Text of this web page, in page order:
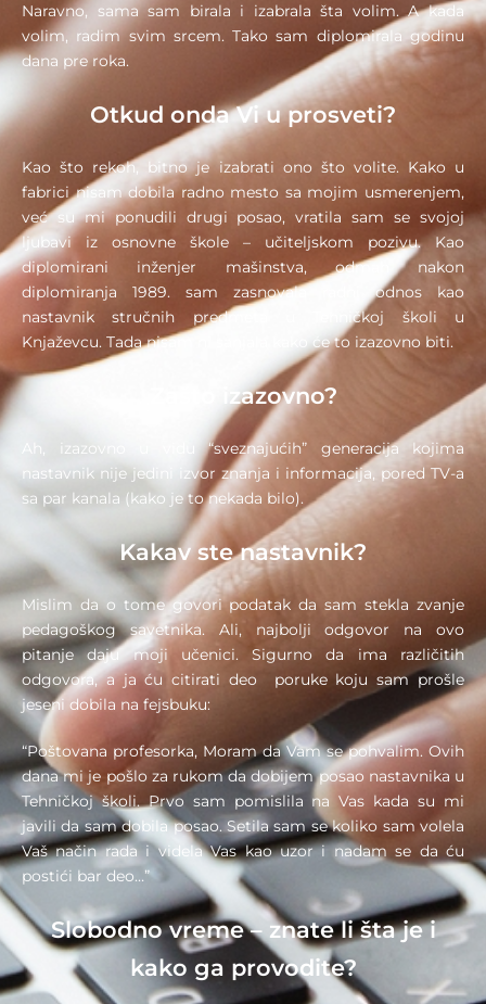
Naravno, sama sam birala i izabrala šta volim. A kada
volim, radim svim srcem. Tako sam diplomirala godinu
dana pre roka.
Otkud onda Vi u prosveti?
Kao što rekoh, bitno je izabrati ono što volite. Kako u
fabrici nisam dobila radno mesto sa mojim usmerenjem,
već su mi ponudili drugi posao, vratila sam se svojoj
ljubavi iz osnovne škole – učiteljskom pozivu. Kao
diplomirani inženjer mašinstva, odmah nakon
diplomiranja 1989. sam zasnovala radni odnos kao
nastavnik stručnih predmeta u Tehničkoj školi u
Knjaževcu. Tada nisam ni sanjala kako će to izazovno biti.
Zašto izazovno?
Ah, izazovno u vidu “sveznajućih” generacija kojima
nastavnik nije jedini izvor znanja i informacija, pored TV-a
sa par kanala (kako je to nekada bilo).
Kakav ste nastavnik?
Mislim da o tome govori podatak da sam stekla zvanje
pedagoškog savetnika. Ali, najbolji odgovor na ovo
pitanje daju moji učenici. Sigurno da ima različitih
odgovora, a ja ću citirati deo poruke koju sam prošle
jeseni dobila na fejsbuku:
“Poštovana profesorka, Moram da Vam se pohvalim. Ovih
dana mi je pošlo za rukom da dobijem posao nastavnika u
Tehničkoj školi. Prvo sam pomislila na Vas kada su mi
javili da sam dobila posao. Setila sam se koliko sam volela
Vaš način rada i videla Vas kao uzor i nadam se da ću
postići bar deo…”
Slobodno vreme – znate li šta je i
kako ga provodite?